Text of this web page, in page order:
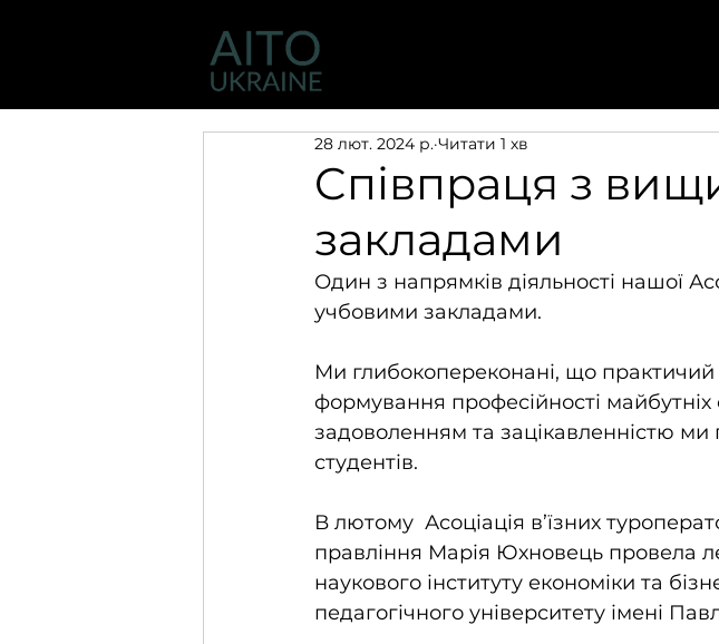
Cпівпраця з
закладами
28 лют. 2024 р. Читати 1 хв
Один з напрямків діяльності нашої
учбовими закладами.
Ми глибокопереконані, що
формування професійності майбутніх
задоволенням та зацікавленністю ми
студентів.
В лютому  Асоціація в’їзних
правління Марія Юхновець провела
наукового інституту економіки та
педагогічного університету імені